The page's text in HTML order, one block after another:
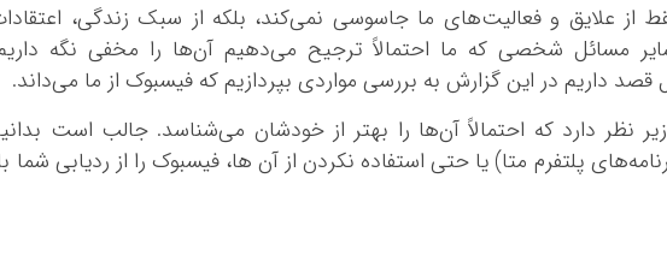
از علایق و فعالیت‌های ما جاسوسی نمی‌کند، بلکه از سبک زندگی،
مسائل شخصی که ما احتمالاً ترجیح می‌دهیم آن‌ها را مخفی نگه
داریم در این گزارش به بررسی مواردی بپردازیم که فیسبوک از ما می‌داند.
نظر دارد که احتمالاً آن‌ها را بهتر از خودشان می‌شناسد. جالب است
پلتفرم متا) یا حتی استفاده نکردن از آن ها، فیسبوک را از ردیابی شما